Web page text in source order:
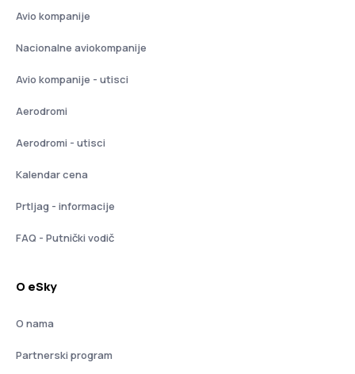
Avio kompanije
Nacionalne aviokompanije
Avio kompanije - utisci
Aerodromi
Aerodromi - utisci
Kalendar cena
Prtljag - informacije
FAQ - Putnički vodič
O eSky
O nama
Partnerski program